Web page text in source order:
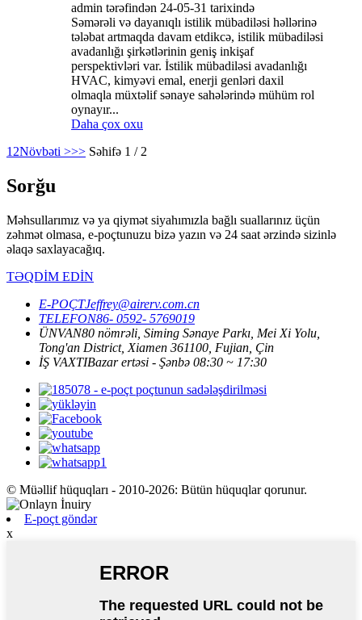
admin tərəfindən 24-05-31 tarixində
Səmərəli və dayanıqlı istilik mübadiləsi həllərinə
tələbat artmaqda davam etdikcə, istilik mübadiləsi
avadanlığı şirkətlərinin geniş inkişaf
perspektivləri var. İstilik mübadiləsi avadanlığı
HVAC, kimyəvi emal, enerji genləri daxil
olmaqla müxtəlif sənaye sahələrində mühüm rol
oynayır...
Daha çox oxu
12Növbəti >>> Səhifə 1 / 2
Sorğu
Məhsullarımız və ya qiymət siyahımızla bağlı suallarınız üçün
zəhmət olmasa, e-poçtunuzu bizə yazın və 24 saat ərzində sizinlə
əlaqə saxlayacağıq.
TƏQDİM EDİN
E-POÇTJeffrey@airerv.com.cn
TELEFON86- 0592- 5769019
ÜNVAN80 nömrəli, Siming Sənaye Parkı, Mei Xi Yolu,
Tong'an District, Xiamen 361100, Fujian, Çin
İŞ VAXTIBazar ertəsi - Şənbə 08:30 ~ 17:30
© Müəllif hüquqları - 2010-2026: Bütün hüquqlar qorunur.
E-poçt göndər
x